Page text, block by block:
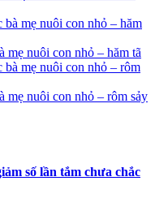
mẹ nuôi con nhỏ – hăm tã
mẹ nuôi con nhỏ – rôm sảy
số lần tắm chưa chắc